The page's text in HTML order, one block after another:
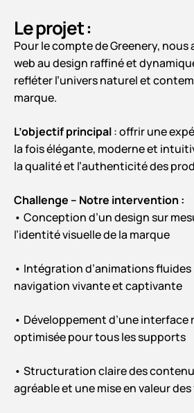
Le projet :
Pour le compte de Greenery, nous
web au design raffiné et
refléter l’univers naturel et
marque.
L’objectif principal: offrir une
la fois élégante, moderne et
la qualité et l’authenticité des
Challenge – Notre intervention :
• Conception d’un design sur
l’identité visuelle de la marque
• Intégration d’animations
navigation vivante et captivante
• Développement d’une interface
optimisée pour tous les supports
• Structuration claire des
agréable et une mise en valeur